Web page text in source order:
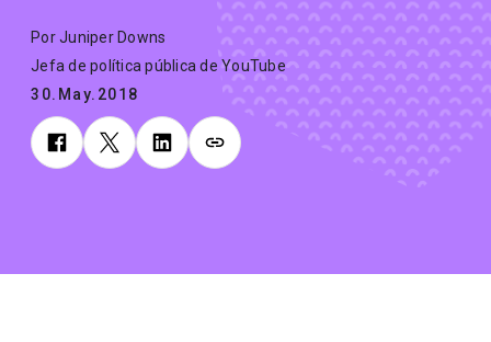
Por Juniper Downs
Jefa de política pública de YouTube
30.May.2018